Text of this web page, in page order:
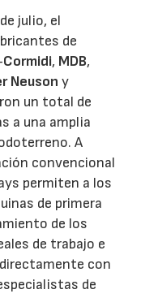
julio, el
de
Cormidi, MDB,
Neuson y
un total de
a una amplia
A
convencional
permiten a los
de primera
de los
de trabajo e
con
de